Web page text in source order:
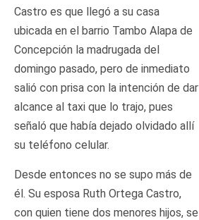
Castro es que llegó a su casa
ubicada en el barrio Tambo Alapa de
Concepción la madrugada del
domingo pasado, pero de inmediato
salió con prisa con la intención de dar
alcance al taxi que lo trajo, pues
señaló que había dejado olvidado allí
su teléfono celular.
Desde entonces no se supo más de
él. Su esposa Ruth Ortega Castro,
con quien tiene dos menores hijos, se